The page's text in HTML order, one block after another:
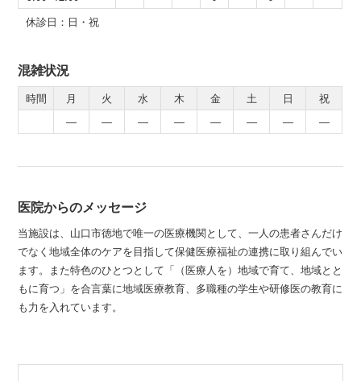
休診日：日・祝
混雑状況
時間 月 火 水 木 金 土 日
祝
―
― ― ― ― ― ― ―
医院からのメッセージ
当施設は、山口市徳地で唯一の医療機関として、一人の患者さんだけ
でなく地域全体のケアを目指して保健医療福祉の連携に取り組んでい
ます。また特色のひとつとして「（医療人を）地域で育て、地域とと
もに育つ」を合言葉に地域医療教育、多職種の学生や研修医の教育に
も力を入れています。